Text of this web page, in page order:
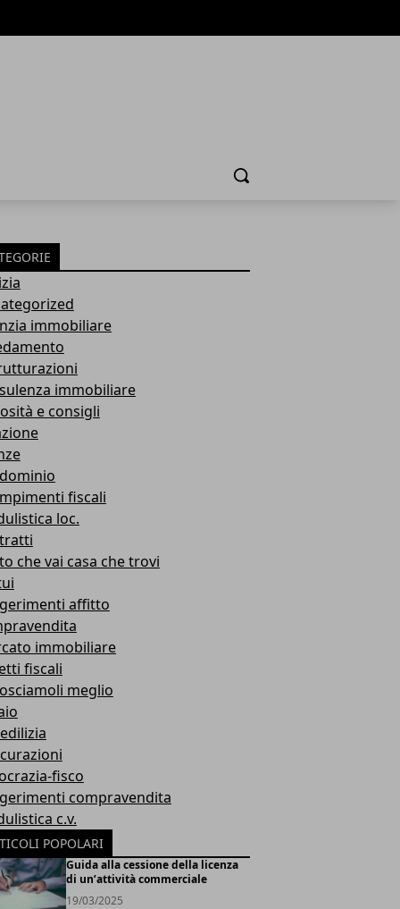
Cerca
immobiliare
immobiliare
e consigli
fiscali
loc.
che vai casa che trovi
affitto
immobiliare
fiscali
meglio
fisco
compravendita
c.v.
POPOLARI
Guida alla cessione della licenza
di un’attività commerciale
19/03/2025